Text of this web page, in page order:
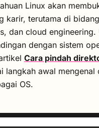
Linux akan
karir, terutama di
dan cloud engineering.
dengan sistem
Cara pindah
langkah awal mengenal
OS.